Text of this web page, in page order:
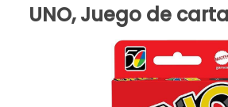
UNO, Juego de